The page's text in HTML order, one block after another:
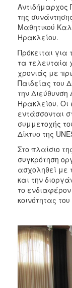
ΑΝΘΕΚΤΙΚΗ
ΠΟΛΗ
της
Μαθητικού
Ηρακλείου.
Πρόκειται
τα τελευταία
χρονιάς με
Παιδείας του
την
Ηρακλείου. Οι
εντάσσονται
συμμετοχής
Δίκτυο της
Στο πλαίσιο
συγκρότηση
ασχοληθεί με
και την
το ενδιαφέρον
κοινότητας